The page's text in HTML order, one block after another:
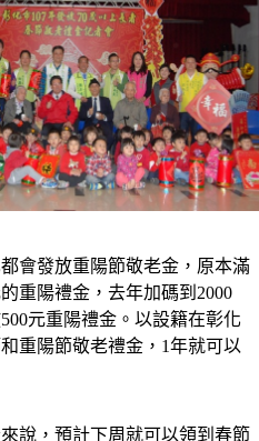
重陽禮金，去年加碼到2000
元重陽禮金。以設籍在彰化
重陽節敬老禮金，1年就可以
孩子給的還多！」